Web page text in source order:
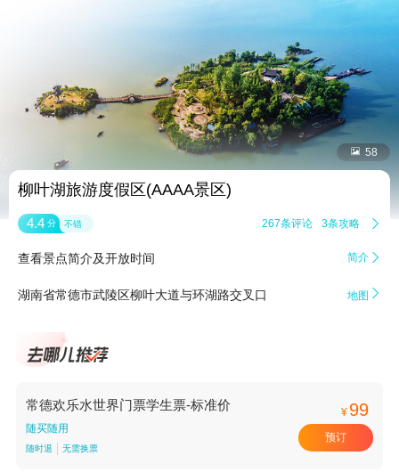
 58
柳叶湖旅游度假区(AAAA景区)
4.4 分 不错 267条评论 3条攻略 
查看景点简介及开放时间 简介 
湖南省常德市武陵区柳叶大道与环湖路交叉口 地图 
常德欢乐水世界门票学生票-标准价
随买随用
随时退 无需换票
¥ 99
预订